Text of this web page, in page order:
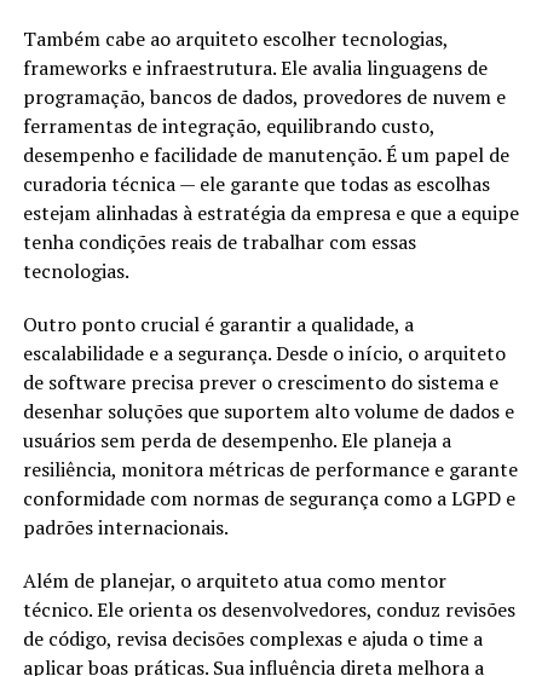
Também cabe ao arquiteto escolher tecnologias,
frameworks e infraestrutura. Ele avalia linguagens de
programação, bancos de dados, provedores de nuvem e
ferramentas de integração, equilibrando custo,
desempenho e facilidade de manutenção. É um papel de
curadoria técnica — ele garante que todas as escolhas
estejam alinhadas à estratégia da empresa e que a equipe
tenha condições reais de trabalhar com essas
tecnologias.
Outro ponto crucial é garantir a qualidade, a
escalabilidade e a segurança. Desde o início, o arquiteto
de software precisa prever o crescimento do sistema e
desenhar soluções que suportem alto volume de dados e
usuários sem perda de desempenho. Ele planeja a
resiliência, monitora métricas de performance e garante
conformidade com normas de segurança como a LGPD e
padrões internacionais.
Além de planejar, o arquiteto atua como mentor
técnico. Ele orienta os desenvolvedores, conduz revisões
de código, revisa decisões complexas e ajuda o time a
aplicar boas práticas. Sua influência direta melhora a